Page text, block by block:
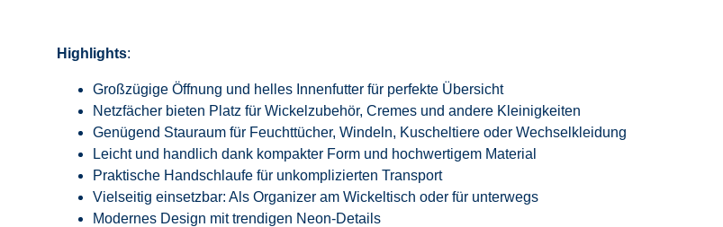
Highlights:
Großzügige Öffnung und helles Innenfutter für perfekte Übersicht
Netzfächer bieten Platz für Wickelzubehör, Cremes und andere Kleinigkeiten
Genügend Stauraum für Feuchttücher, Windeln, Kuscheltiere oder Wechselkleidung
Leicht und handlich dank kompakter Form und hochwertigem Material
Praktische Handschlaufe für unkomplizierten Transport
Vielseitig einsetzbar: Als Organizer am Wickeltisch oder für unterwegs
Modernes Design mit trendigen Neon-Details